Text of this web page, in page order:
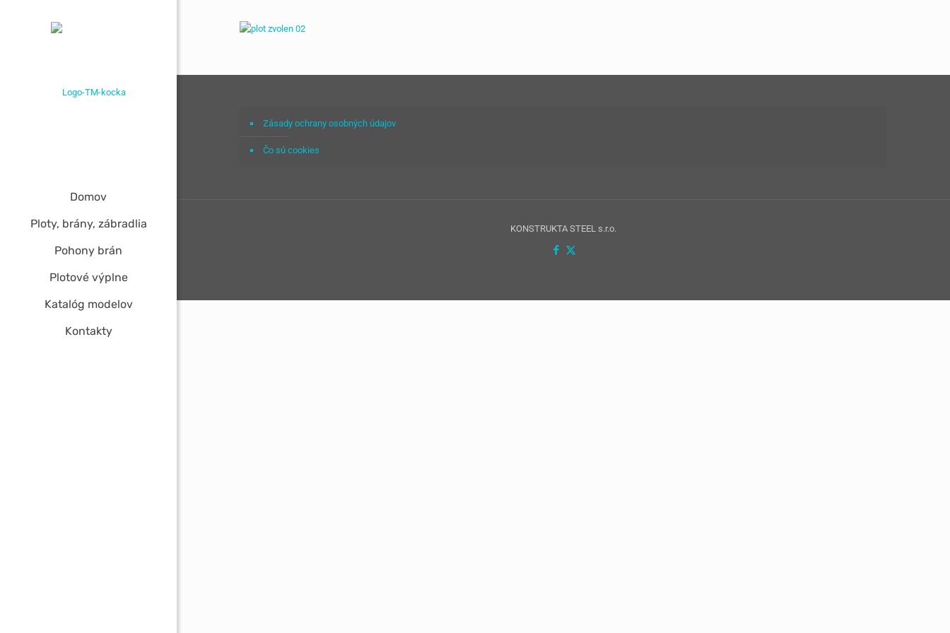
Domov
Ploty, brány, zábradlia
Pohony brán
Plotové výplne
Katalóg modelov
Kontakty
Zásady ochrany osobných údajov
Čo sú cookies
KONSTRUKTA STEEL s.r.o.